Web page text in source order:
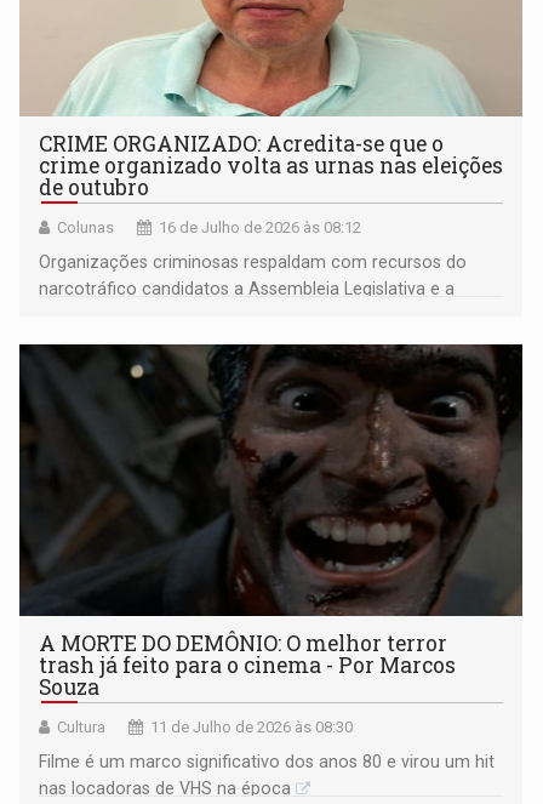
CRIME ORGANIZADO: Acredita-se que o
crime organizado volta as urnas nas eleições
de outubro
Colunas 16 de Julho de 2026 às 08:12
Organizações criminosas respaldam com recursos do
narcotráfico candidatos a Assembleia Legislativa e a
A MORTE DO DEMÔNIO: O melhor terror
trash já feito para o cinema - Por Marcos
Souza
Cultura 11 de Julho de 2026 às 08:30
Filme é um marco significativo dos anos 80 e virou um hit
nas locadoras de VHS na época